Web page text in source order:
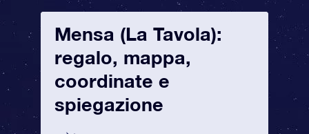
Mensa (La Tavola):
regalo, mappa,
coordinate e
spiegazione